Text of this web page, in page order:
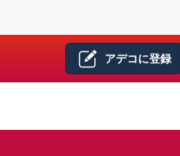
アデコに登録